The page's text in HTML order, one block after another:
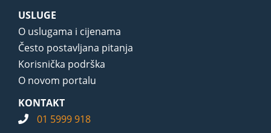
USLUGE
O uslugama i cijenama
Često postavljana pitanja
Korisnička podrška
O novom portalu
KONTAKT
01 5999 918